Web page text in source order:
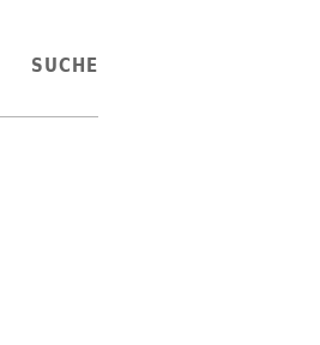
SUCHE